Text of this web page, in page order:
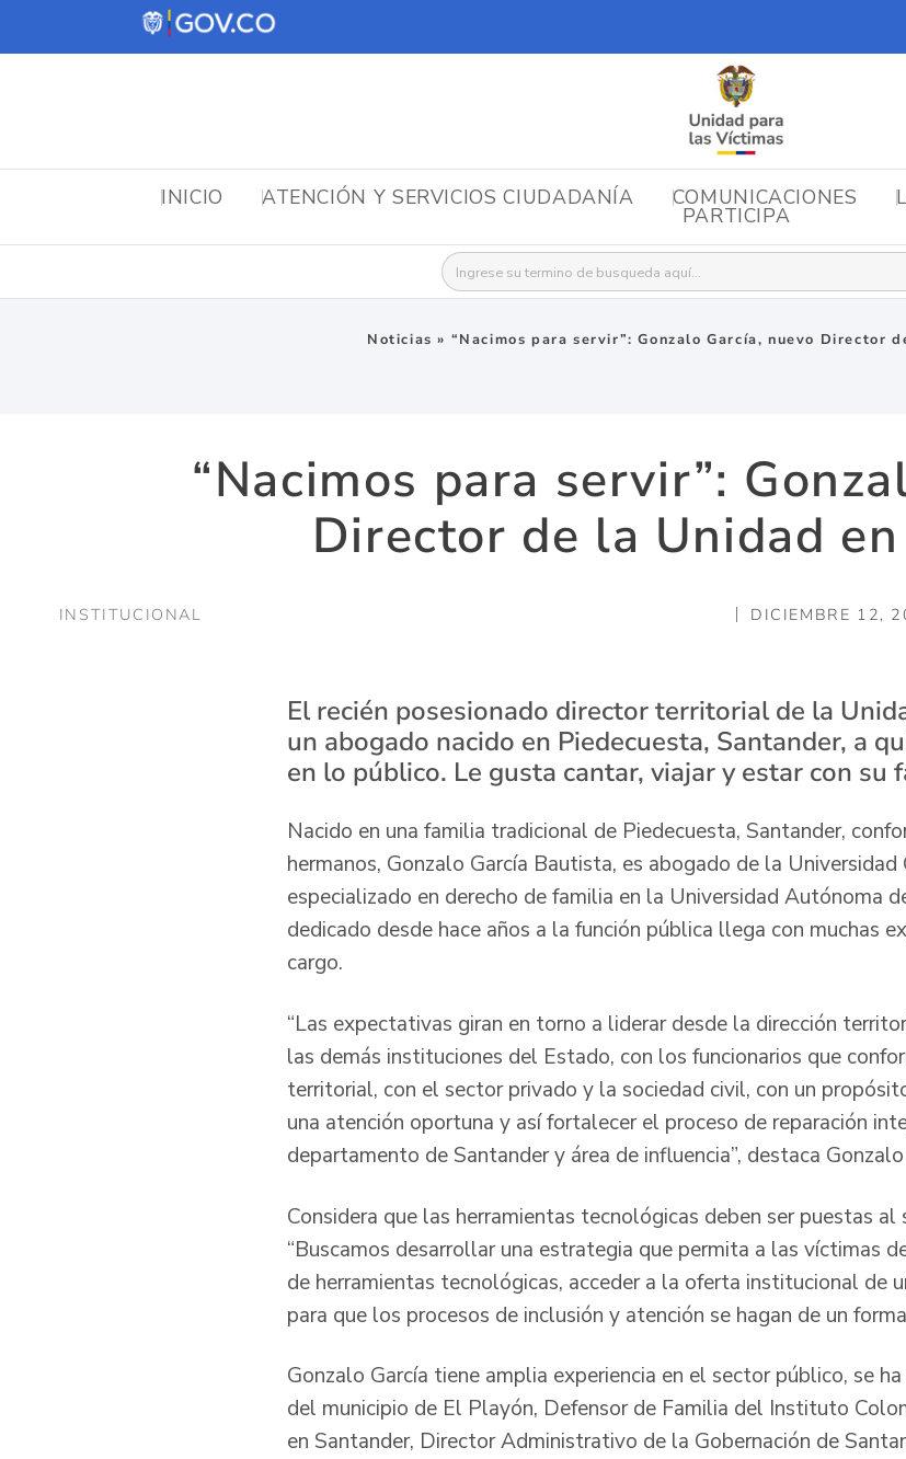
INICIO ATENCIÓN Y SERVICIOS CIUDADANÍA COMUNICACIONES
PARTICIPA
Buscar:
Noticias » “Nacimos para servir”: Gonzalo García, nuevo Director
“Nacimos para servir”:
Director de la Unidad
INSTITUCIONAL DICIEMBRE 12,
El recién posesionado director territorial de la
un abogado nacido en Piedecuesta, Santander, a
en lo público. Le gusta cantar, viajar y estar con su
Nacido en una familia tradicional de Piedecuesta, Santander,
hermanos, Gonzalo García Bautista, es abogado de la
especializado en derecho de familia en la Universidad Autónoma
dedicado desde hace años a la función pública llega con muchas
cargo.
“Las expectativas giran en torno a liderar desde la dirección
las demás instituciones del Estado, con los funcionarios que
territorial, con el sector privado y la sociedad civil, con un
una atención oportuna y así fortalecer el proceso de reparación
departamento de Santander y área de influencia”, destaca Gonzalo
Considera que las herramientas tecnológicas deben ser puestas
“Buscamos desarrollar una estrategia que permita a las víctimas
de herramientas tecnológicas, acceder a la oferta institucional de
para que los procesos de inclusión y atención se hagan de un
Gonzalo García tiene amplia experiencia en el sector público, se
del municipio de El Playón, Defensor de Familia del Instituto
en Santander, Director Administrativo de la Gobernación de